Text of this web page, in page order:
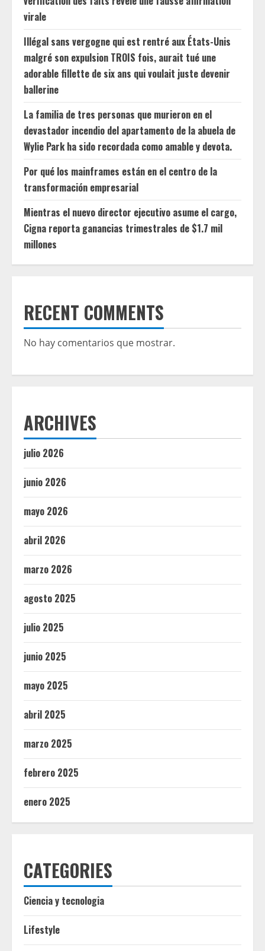
virale
Illégal sans vergogne qui est rentré aux États-Unis
malgré son expulsion TROIS fois, aurait tué une
adorable fillette de six ans qui voulait juste devenir
ballerine
La familia de tres personas que murieron en el
devastador incendio del apartamento de la abuela de
Wylie Park ha sido recordada como amable y devota.
Por qué los mainframes están en el centro de la
transformación empresarial
Mientras el nuevo director ejecutivo asume el cargo,
Cigna reporta ganancias trimestrales de $1.7 mil
millones
RECENT COMMENTS
No hay comentarios que mostrar.
ARCHIVES
julio 2026
junio 2026
mayo 2026
abril 2026
marzo 2026
agosto 2025
julio 2025
junio 2025
mayo 2025
abril 2025
marzo 2025
febrero 2025
enero 2025
CATEGORIES
Ciencia y tecnologia
Lifestyle